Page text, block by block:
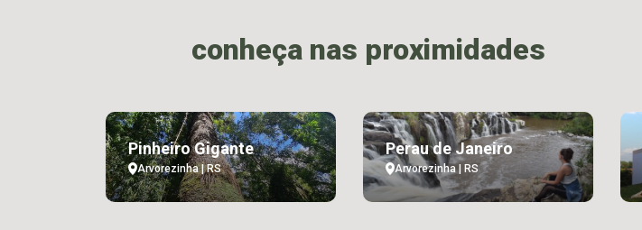
conheça nas proximidades
Pinheiro Gigante
Arvorezinha | RS
Perau de Janeiro
Arvorezinha | RS